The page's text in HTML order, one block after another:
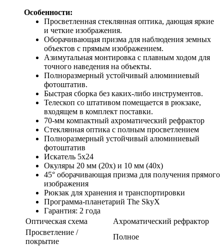
Особенности:
Просветленная стеклянная оптика, дающая яркие
и четкие изображения.
Оборачивающая призма для наблюдения земных
объектов с прямым изображением.
Азимутальная монтировка с плавным ходом для
точного наведения на объекты.
Полноразмерный устойчивый алюминиевый
фотоштатив.
Быстрая сборка без каких-либо инструментов.
Телескоп со штативом помещается в рюкзаке,
входящем в комплект поставки.
70-мм компактный ахроматический рефрактор
Стеклянная оптика с полным просветлением
Полноразмерный устойчивый алюминиевый
фотоштатив
Искатель 5х24
Окуляры 20 мм (20х) и 10 мм (40х)
45° оборачивающая призма для получения прямого
изображения
Рюкзак для хранения и транспортировки
Программа-планетарий The SkyX
Гарантия: 2 года
Оптическая схема
Ахроматический рефрактор
Просветление /
покрытие
Полное